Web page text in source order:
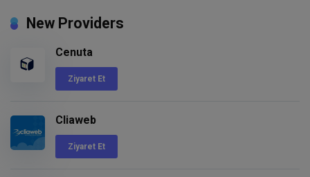
New Providers
Cenuta
Ziyaret Et
Cliaweb
Ziyaret Et